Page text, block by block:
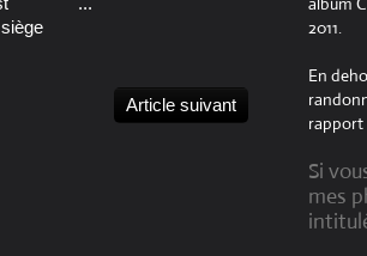
Article suivant
2011.
En
rapport
Si
mes